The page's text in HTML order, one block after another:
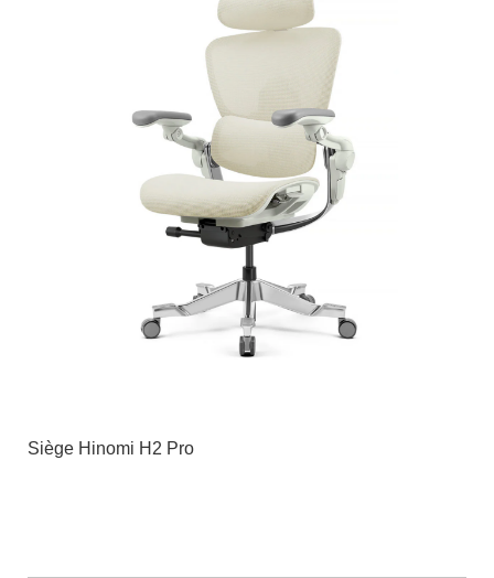
Siège Hinomi H2 Pro